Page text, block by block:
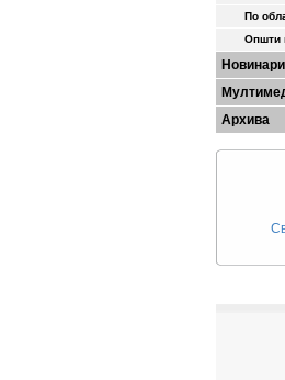
По
Општи
Новинари
Архива